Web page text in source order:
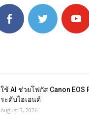
ใช้ AI ช่วยโฟกัส Canon EOS
ระดับไฮเอนด์
August 3, 2026